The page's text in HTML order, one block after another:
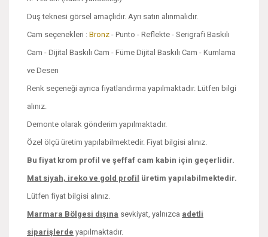
Duş teknesi görsel amaçlıdır. Ayrı satın alınmalıdır.
Cam seçenekleri : Bronz - Punto - Reflekte - Serigrafi Baskılı
Cam - Dijital Baskılı Cam - Füme Dijital Baskılı Cam - Kumlama
ve Desen
Renk seçeneği ayrıca fiyatlandırma yapılmaktadır. Lütfen bilgi
alınız.
Demonte olarak gönderim yapılmaktadır.
Özel ölçü üretim yapılabilmektedir. Fiyat bilgisi alınız.
Bu fiyat krom profil ve şeffaf cam kabin için geçerlidir.
Mat siyah, ireko ve gold profil üretim yapılabilmektedir.
Lütfen fiyat bilgisi alınız.
Marmara Bölgesi dışına sevkiyat, yalnızca adetli
siparişlerde yapılmaktadır.